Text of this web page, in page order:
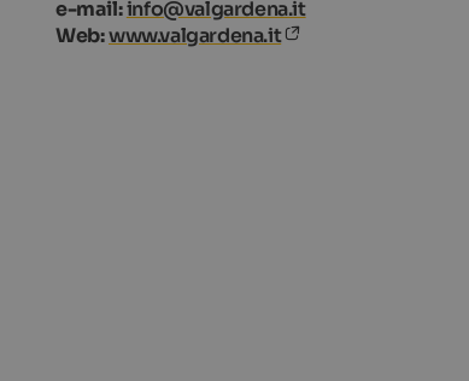
e-mail:info@valgardena.it
Web:www.valgardena.it